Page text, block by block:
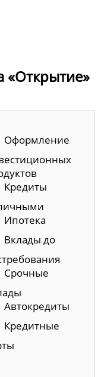
«Открытие»
Оформление
Кредиты
Ипотека
Вклады до
Срочные
Автокредиты
Кредитные